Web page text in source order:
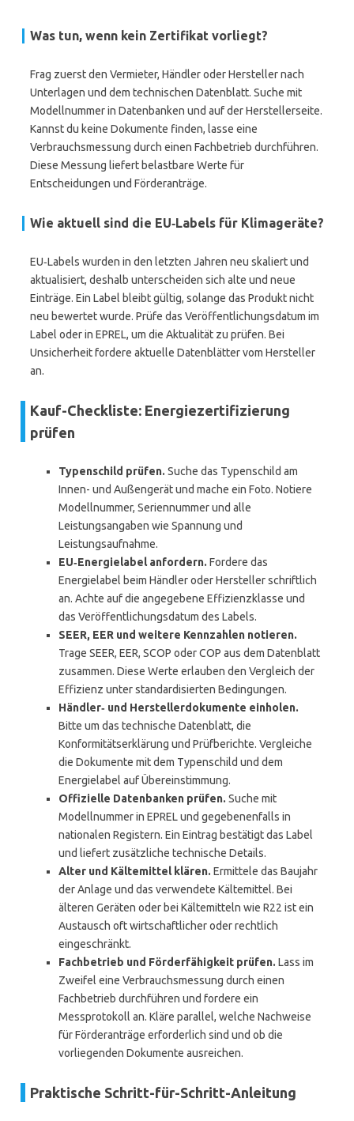
Was tun, wenn kein Zertifikat vorliegt?
Frag zuerst den Vermieter, Händler oder Hersteller nach
Unterlagen und dem technischen Datenblatt. Suche mit
Modellnummer in Datenbanken und auf der Herstellerseite.
Kannst du keine Dokumente finden, lasse eine
Verbrauchsmessung durch einen Fachbetrieb durchführen.
Diese Messung liefert belastbare Werte für
Entscheidungen und Förderanträge.
Wie aktuell sind die EU‑Labels für Klimageräte?
EU‑Labels wurden in den letzten Jahren neu skaliert und
aktualisiert, deshalb unterscheiden sich alte und neue
Einträge. Ein Label bleibt gültig, solange das Produkt nicht
neu bewertet wurde. Prüfe das Veröffentlichungsdatum im
Label oder in EPREL, um die Aktualität zu prüfen. Bei
Unsicherheit fordere aktuelle Datenblätter vom Hersteller
an.
Kauf-Checkliste: Energiezertifizierung
prüfen
Typenschild prüfen. Suche das Typenschild am
Innen- und Außengerät und mache ein Foto. Notiere
Modellnummer, Seriennummer und alle
Leistungsangaben wie Spannung und
Leistungsaufnahme.
EU‑Energielabel anfordern. Fordere das
Energielabel beim Händler oder Hersteller schriftlich
an. Achte auf die angegebene Effizienzklasse und
das Veröffentlichungsdatum des Labels.
SEER, EER und weitere Kennzahlen notieren.
Trage SEER, EER, SCOP oder COP aus dem Datenblatt
zusammen. Diese Werte erlauben den Vergleich der
Effizienz unter standardisierten Bedingungen.
Händler‑ und Herstellerdokumente einholen.
Bitte um das technische Datenblatt, die
Konformitätserklärung und Prüfberichte. Vergleiche
die Dokumente mit dem Typenschild und dem
Energielabel auf Übereinstimmung.
Offizielle Datenbanken prüfen. Suche mit
Modellnummer in EPREL und gegebenenfalls in
nationalen Registern. Ein Eintrag bestätigt das Label
und liefert zusätzliche technische Details.
Alter und Kältemittel klären. Ermittele das Baujahr
der Anlage und das verwendete Kältemittel. Bei
älteren Geräten oder bei Kältemitteln wie R22 ist ein
Austausch oft wirtschaftlicher oder rechtlich
eingeschränkt.
Fachbetrieb und Förderfähigkeit prüfen. Lass im
Zweifel eine Verbrauchsmessung durch einen
Fachbetrieb durchführen und fordere ein
Messprotokoll an. Kläre parallel, welche Nachweise
für Förderanträge erforderlich sind und ob die
vorliegenden Dokumente ausreichen.
Praktische Schritt-für-Schritt-Anleitung